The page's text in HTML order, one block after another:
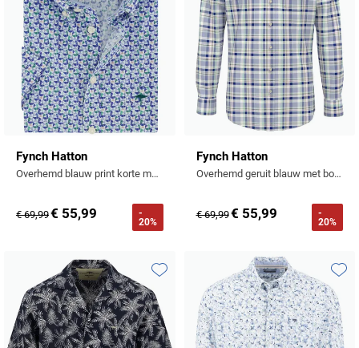
Fynch Hatton
Overhemd blauw print korte mouw borstzak
€ 69,99€ 55,99
-
20%
Fynch Hatton
Overhemd geruit blauw met borstzak
€ 69,99€ 55,99
-
20%
Toevoegen aan favorieten